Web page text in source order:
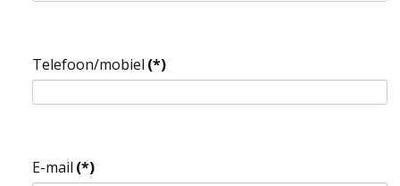
Telefoon/mobiel (*)
E-mail (*)